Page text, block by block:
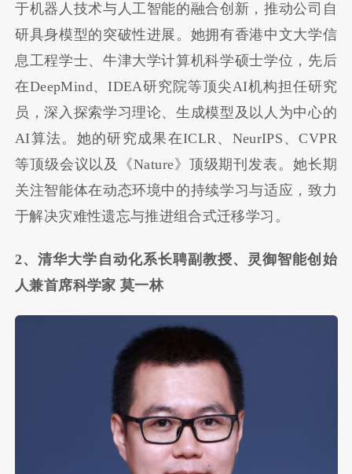
于机器人技术与人工智能的融合创新，推动公司自
研具身模型的突破性进展。她拥有香港中文大学信
息工程学士、牛津大学计算机科学硕士学位，先后
在DeepMind、IDEA研究院等顶尖AI机构担任研究
员，深入探索学习理论、生成模型及以人为中心的
AI算法。她的研究成果在ICLR、NeurIPS、CVPR
等顶级会议以及《Nature》顶级期刊发表。她长期
关注智能体在动态环境中的持续学习与适应，致力
于解决灾难性遗忘与推进组合式迁移学习。
2、清华大学自动化系长聘副教授、灵御智能创始
人兼首席科学家 莫一林